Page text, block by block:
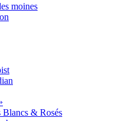
moines
& Rosés